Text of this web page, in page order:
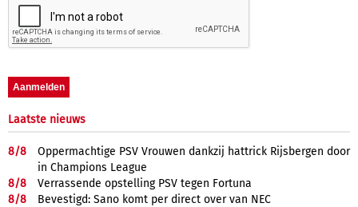
Laatste nieuws
8/8
Oppermachtige PSV Vrouwen dankzij hattrick Rijsbergen door
in Champions League
8/8
Verrassende opstelling PSV tegen Fortuna
8/8
Bevestigd: Sano komt per direct over van NEC